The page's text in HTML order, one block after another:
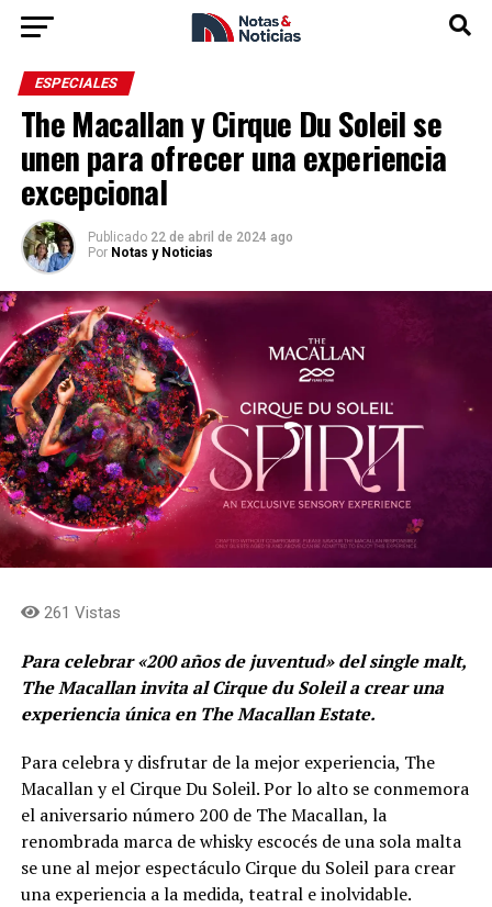
ESPECIALES
The Macallan y Cirque Du Soleil se
unen para ofrecer una experiencia
excepcional
Publicado 22 de abril de 2024 ago
Por Notas y Noticias
261 Vistas
Para celebrar «200 años de juventud» del single malt,
The Macallan invita al Cirque du Soleil a crear una
experiencia única en The Macallan Estate.
Para celebra y disfrutar de la mejor experiencia, The
Macallan y el Cirque Du Soleil. Por lo alto se conmemora
el aniversario número 200 de The Macallan, la
renombrada marca de whisky escocés de una sola malta
se une al mejor espectáculo Cirque du Soleil para crear
una experiencia a la medida, teatral e inolvidable.